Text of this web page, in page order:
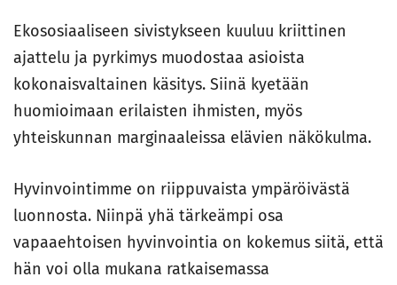
Ekososiaaliseen sivistykseen kuuluu kriittinen
ajattelu ja pyrkimys muodostaa asioista
kokonaisvaltainen käsitys. Siinä kyetään
huomioimaan erilaisten ihmisten, myös
yhteiskunnan marginaaleissa elävien näkökulma.
Hyvinvointimme on riippuvaista ympäröivästä
luonnosta. Niinpä yhä tärkeämpi osa
vapaaehtoisen hyvinvointia on kokemus siitä, että
hän voi olla mukana ratkaisemassa